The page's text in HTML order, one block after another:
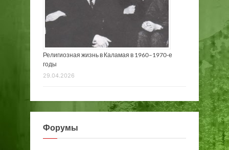
Религиозная жизнь в Каламая в 1960–1970-е
годы
29.04.2026
Форумы